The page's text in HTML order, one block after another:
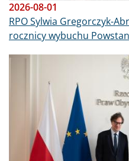
2026-08-01
RPO Sylwia Gregorczyk-
rocznicy wybuchu
Obraz